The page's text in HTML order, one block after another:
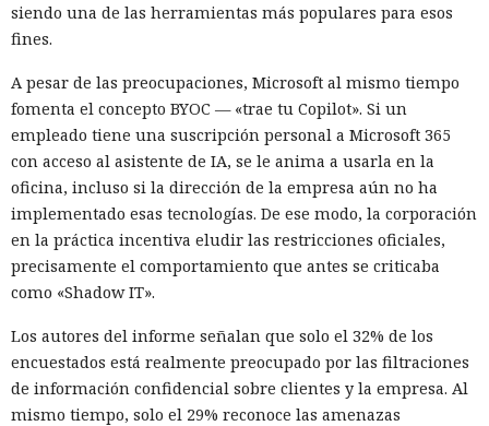
siendo una de las herramientas más populares para esos
fines.
A pesar de las preocupaciones, Microsoft al mismo tiempo
fomenta el concepto BYOC — «trae tu Copilot». Si un
empleado tiene una suscripción personal a Microsoft 365
con acceso al asistente de IA, se le anima a usarla en la
oficina, incluso si la dirección de la empresa aún no ha
implementado esas tecnologías. De ese modo, la corporación
en la práctica incentiva eludir las restricciones oficiales,
precisamente el comportamiento que antes se criticaba
como «Shadow IT».
Los autores del informe señalan que solo el 32% de los
encuestados está realmente preocupado por las filtraciones
de información confidencial sobre clientes y la empresa. Al
mismo tiempo, solo el 29% reconoce las amenazas